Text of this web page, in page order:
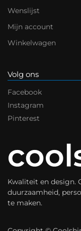
Wenslijst
Mijn account
Winkelwagen
Volg ons
Facebook
Instagram
Pinterest
Kwaliteit en design.
duurzaamheid,
te maken.